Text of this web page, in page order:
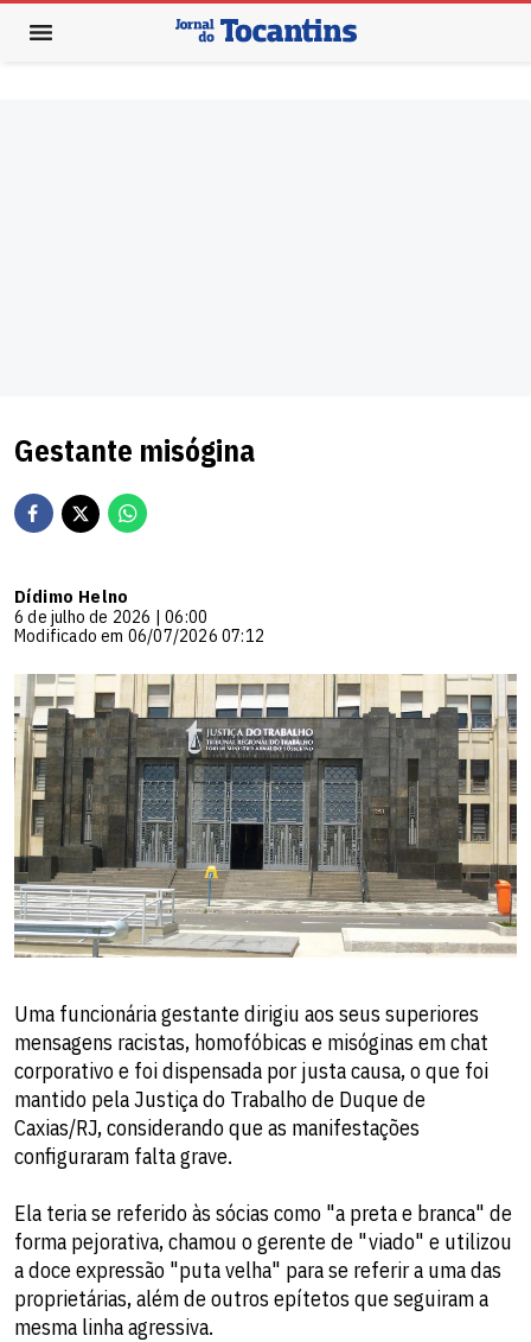
Gestante misógina
Dídimo Helno
6 de julho de 2026 | 06:00
Modificado em 06/07/2026 07:12
Uma funcionária gestante dirigiu aos seus superiores
mensagens racistas, homofóbicas e misóginas em chat
corporativo e foi dispensada por justa causa, o que foi
mantido pela Justiça do Trabalho de Duque de
Caxias/RJ, considerando que as manifestações
configuraram falta grave.
Ela teria se referido às sócias como "a preta e branca" de
forma pejorativa, chamou o gerente de "viado" e utilizou
a doce expressão "puta velha" para se referir a uma das
proprietárias, além de outros epítetos que seguiram a
mesma linha agressiva.